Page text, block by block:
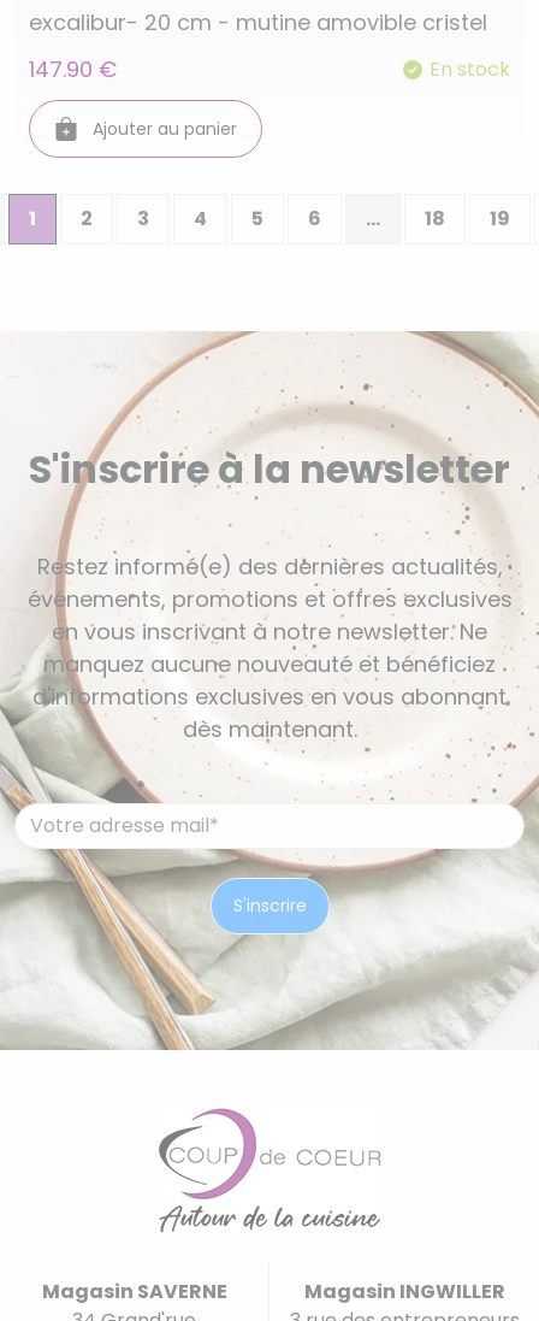
excalibur- 20 cm - mutine amovible cristel
147.90 €
En stock
Ajouter au panier
1 2 3 4 5 6 ... 18 19
S'inscrire à la newsletter
Restez informé(e) des dernières actualités,
événements, promotions et offres exclusives
en vous inscrivant à notre newsletter. Ne
manquez aucune nouveauté et bénéficiez
d'informations exclusives en vous abonnant
dès maintenant.
Magasin SAVERNE
Magasin INGWILLER